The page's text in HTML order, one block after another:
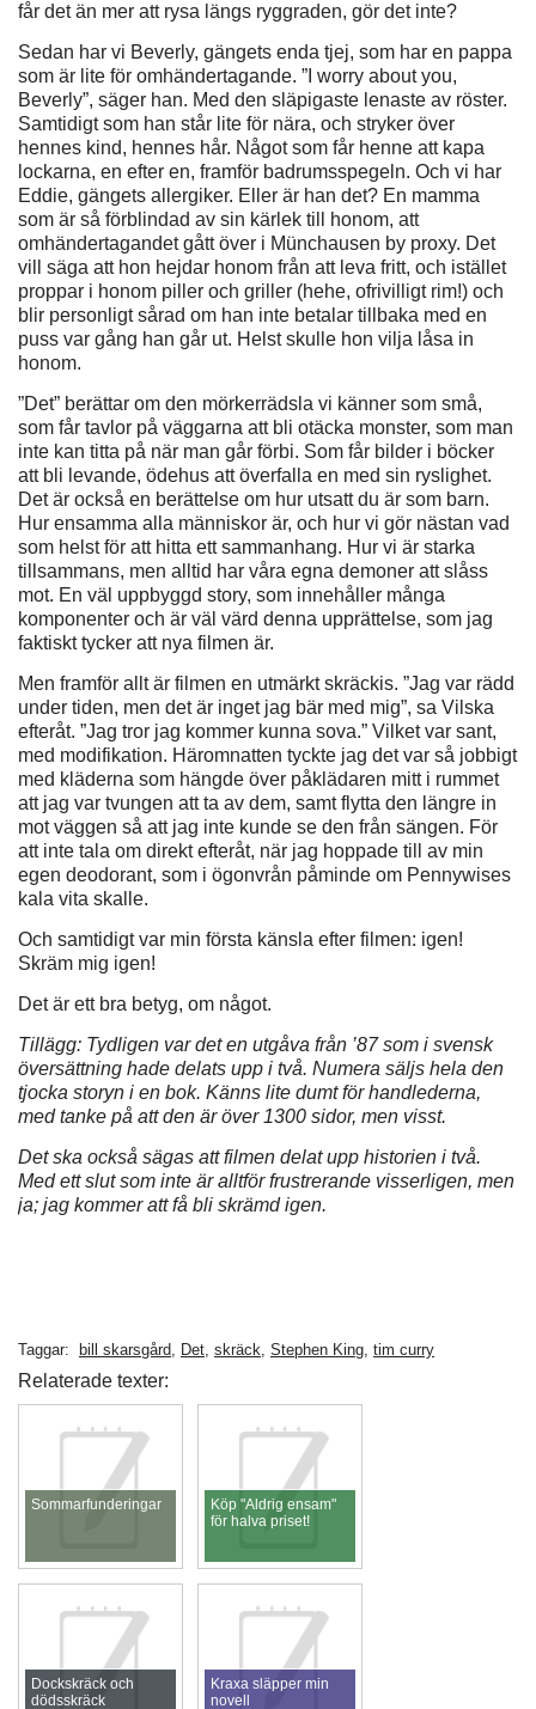
får det än mer att rysa längs ryggraden, gör det inte?
Sedan har vi Beverly, gängets enda tjej, som har en pappa
som är lite för omhändertagande. ”I worry about you,
Beverly”, säger han. Med den släpigaste lenaste av röster.
Samtidigt som han står lite för nära, och stryker över
hennes kind, hennes hår. Något som får henne att kapa
lockarna, en efter en, framför badrumsspegeln. Och vi har
Eddie, gängets allergiker. Eller är han det? En mamma
som är så förblindad av sin kärlek till honom, att
omhändertagandet gått över i Münchausen by proxy. Det
vill säga att hon hejdar honom från att leva fritt, och istället
proppar i honom piller och griller (hehe, ofrivilligt rim!) och
blir personligt sårad om han inte betalar tillbaka med en
puss var gång han går ut. Helst skulle hon vilja låsa in
honom.
”Det” berättar om den mörkerrädsla vi känner som små,
som får tavlor på väggarna att bli otäcka monster, som man
inte kan titta på när man går förbi. Som får bilder i böcker
att bli levande, ödehus att överfalla en med sin ryslighet.
Det är också en berättelse om hur utsatt du är som barn.
Hur ensamma alla människor är, och hur vi gör nästan vad
som helst för att hitta ett sammanhang. Hur vi är starka
tillsammans, men alltid har våra egna demoner att slåss
mot. En väl uppbyggd story, som innehåller många
komponenter och är väl värd denna upprättelse, som jag
faktiskt tycker att nya filmen är.
Men framför allt är filmen en utmärkt skräckis. ”Jag var rädd
under tiden, men det är inget jag bär med mig”, sa Vilska
efteråt. ”Jag tror jag kommer kunna sova.” Vilket var sant,
med modifikation. Häromnatten tyckte jag det var så jobbigt
med kläderna som hängde över påklädaren mitt i rummet
att jag var tvungen att ta av dem, samt flytta den längre in
mot väggen så att jag inte kunde se den från sängen. För
att inte tala om direkt efteråt, när jag hoppade till av min
egen deodorant, som i ögonvrån påminde om Pennywises
kala vita skalle.
Och samtidigt var min första känsla efter filmen: igen!
Skräm mig igen!
Det är ett bra betyg, om något.
Tillägg: Tydligen var det en utgåva från ’87 som i svensk
översättning hade delats upp i två. Numera säljs hela den
tjocka storyn i en bok. Känns lite dumt för handlederna,
med tanke på att den är över 1300 sidor, men visst.
Det ska också sägas att filmen delat upp historien i två.
Med ett slut som inte är alltför frustrerande visserligen, men
ja; jag kommer att få bli skrämd igen.
Taggar: bill skarsgård, Det, skräck, Stephen King, tim curry
Relaterade texter:
Sommarfunderingar
Köp "Aldrig ensam"
för halva priset!
Dockskräck och
dödsskräck
Kraxa släpper min
novell